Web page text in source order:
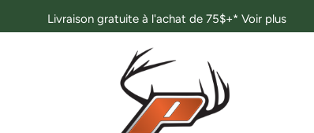
Livraison gratuite à l'achat de 75$+* Voir plus